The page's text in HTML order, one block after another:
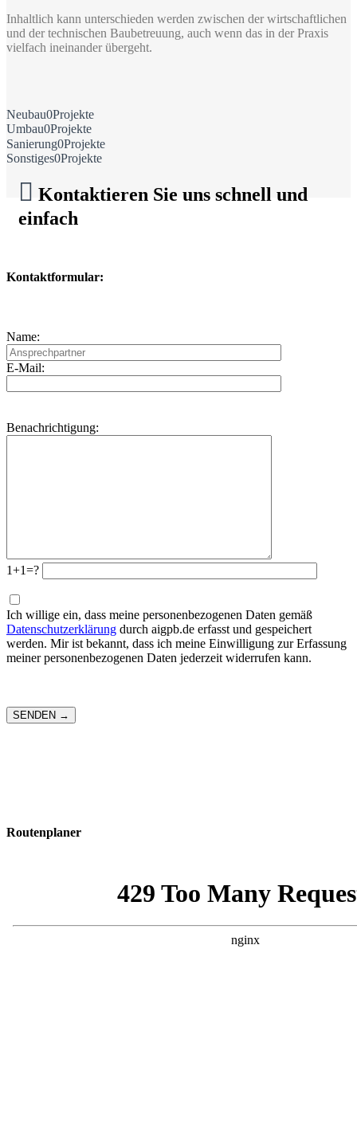
Inhaltlich kann unterschieden werden zwischen der wirtschaftlichen
und der technischen Baubetreuung, auch wenn das in der Praxis
vielfach ineinander übergeht.
Neubau0Projekte
Umbau0Projekte
Sanierung0Projekte
Sonstiges0Projekte
 Kontaktieren Sie uns schnell und
einfach
Kontaktformular:
Name:
E-Mail:
Benachrichtigung:
1+1=?
Ich willige ein, dass meine personenbezogenen Daten gemäß
Datenschutzerklärung durch aigpb.de erfasst und gespeichert
werden. Mir ist bekannt, dass ich meine Einwilligung zur Erfassung
meiner personenbezogenen Daten jederzeit widerrufen kann.
Routenplaner